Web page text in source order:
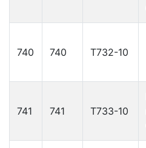
740 740 Т732-10
741 741 Т733-10